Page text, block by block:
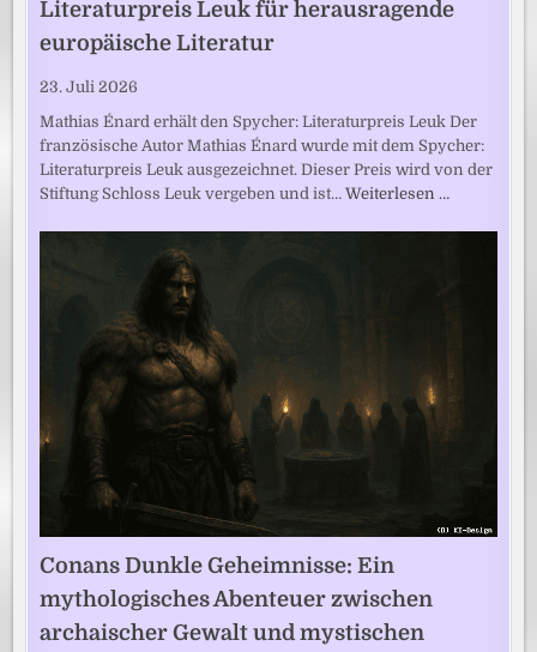
Literaturpreis Leuk für herausragende
europäische Literatur
23. Juli 2026
Mathias Énard erhält den Spycher: Literaturpreis Leuk Der
französische Autor Mathias Énard wurde mit dem Spycher:
Literaturpreis Leuk ausgezeichnet. Dieser Preis wird von der
Stiftung Schloss Leuk vergeben und ist…Weiterlesen …
Conans Dunkle Geheimnisse: Ein
mythologisches Abenteuer zwischen
archaischer Gewalt und mystischen